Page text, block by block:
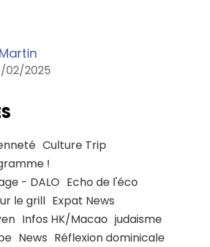
02/2025
Culture Trip
!
- DALO Echo de l'éco
le grill Expat News
Infos HK/Macao judaisme
News Réflexion dominicale